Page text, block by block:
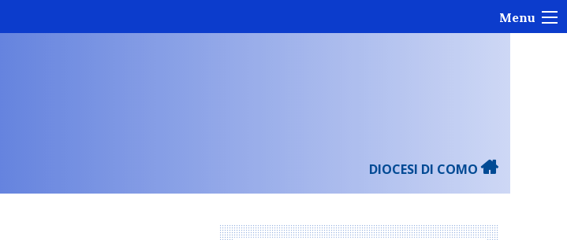
Menu
DIOCESI DI COMO